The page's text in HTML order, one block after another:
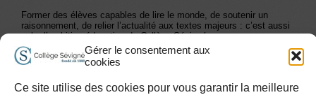
Gérer le consentement aux
cookies
Ce site utilise des cookies pour vous garantir la meilleure
Former des élèves capables de lire le monde, de soutenir un
raisonnement, de relier l’actualité aux textes majeurs : c’est aussi
cela, l’ambition éducative du Collège Sévigné.